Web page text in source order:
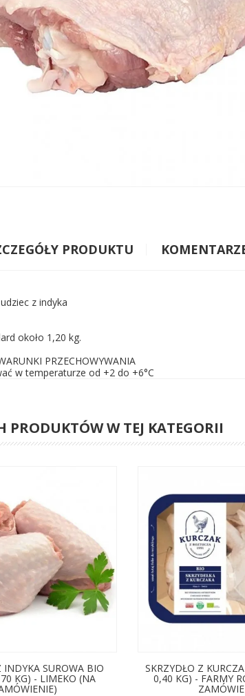
PRODUKTU
z indyka
około 1,20 kg.
PRZECHOWYWANIA
w temperaturze od +2 do +6°C
PRODUKTÓW W TEJ KATEGORII
SUROWA BIO
KG) - LIMEKO (NA
SKRZYDŁO Z
0,40 KG) - FARMY